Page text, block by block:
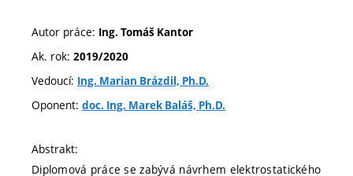
Autor práce: Ing. Tomáš Kantor
Ak. rok: 2019/2020
Vedoucí: Ing. Marian Brázdil, Ph.D.
Oponent: doc. Ing. Marek Baláš, Ph.D.
Abstrakt:
Diplomová práce se zabývá návrhem elektrostatického